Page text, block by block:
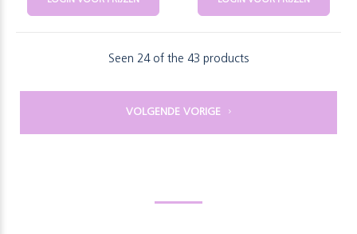
Seen 24 of the 43 products
VOLGENDE VORIGE